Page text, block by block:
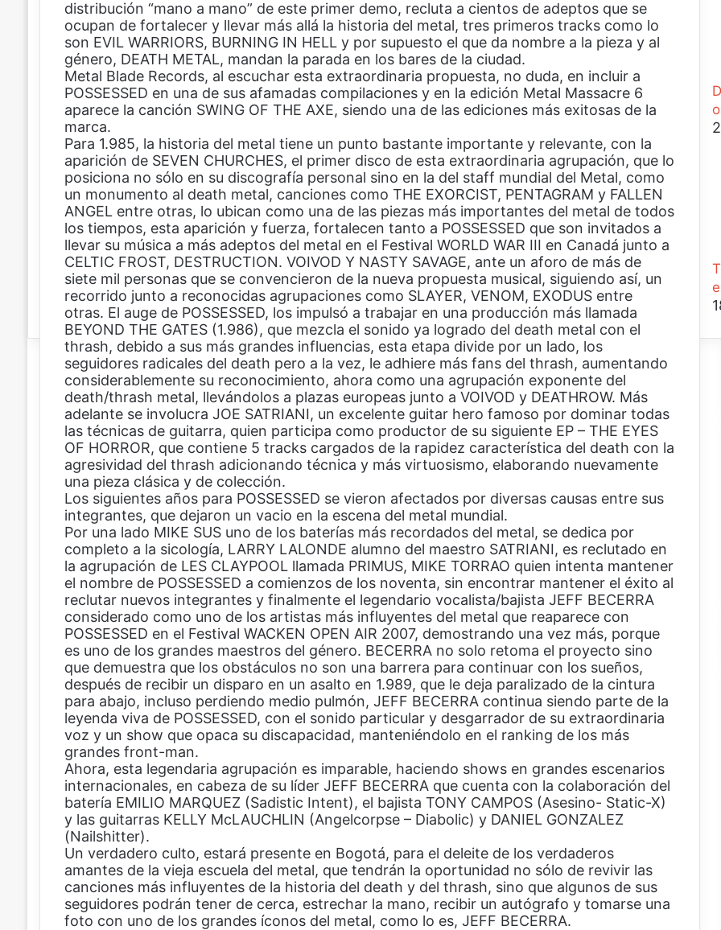
c
o
r
r
e
o
e
l
e
c
t
r
ó
n
i
c
o
distribución “mano a mano” de este primer demo, recluta a cientos de adeptos que se
ocupan de fortalecer y llevar más allá la historia del metal, tres primeros tracks como lo
son EVIL WARRIORS, BURNING IN HELL y por supuesto el que da nombre a la pieza y al
género, DEATH METAL, mandan la parada en los bares de la ciudad.
Metal Blade Records, al escuchar esta extraordinaria propuesta, no duda, en incluir a
POSSESSED en una de sus afamadas compilaciones y en la edición Metal Massacre 6
aparece la canción SWING OF THE AXE, siendo una de las ediciones más exitosas de la
marca.
Para 1.985, la historia del metal tiene un punto bastante importante y relevante, con la
aparición de SEVEN CHURCHES, el primer disco de esta extraordinaria agrupación, que lo
posiciona no sólo en su discografía personal sino en la del staff mundial del Metal, como
un monumento al death metal, canciones como THE EXORCIST, PENTAGRAM y FALLEN
ANGEL entre otras, lo ubican como una de las piezas más importantes del metal de todos
los tiempos, esta aparición y fuerza, fortalecen tanto a POSSESSED que son invitados a
llevar su música a más adeptos del metal en el Festival WORLD WAR III en Canadá junto a
CELTIC FROST, DESTRUCTION. VOIVOD Y NASTY SAVAGE, ante un aforo de más de
siete mil personas que se convencieron de la nueva propuesta musical, siguiendo así, un
recorrido junto a reconocidas agrupaciones como SLAYER, VENOM, EXODUS entre
otras. El auge de POSSESSED, los impulsó a trabajar en una producción más llamada
BEYOND THE GATES (1.986), que mezcla el sonido ya logrado del death metal con el
thrash, debido a sus más grandes influencias, esta etapa divide por un lado, los
seguidores radicales del death pero a la vez, le adhiere más fans del thrash, aumentando
considerablemente su reconocimiento, ahora como una agrupación exponente del
death/thrash metal, llevándolos a plazas europeas junto a VOIVOD y DEATHROW. Más
adelante se involucra JOE SATRIANI, un excelente guitar hero famoso por dominar todas
las técnicas de guitarra, quien participa como productor de su siguiente EP – THE EYES
OF HORROR, que contiene 5 tracks cargados de la rapidez característica del death con la
agresividad del thrash adicionando técnica y más virtuosismo, elaborando nuevamente
una pieza clásica y de colección.
Los siguientes años para POSSESSED se vieron afectados por diversas causas entre sus
integrantes, que dejaron un vacio en la escena del metal mundial.
Por una lado MIKE SUS uno de los baterías más recordados del metal, se dedica por
completo a la sicología, LARRY LALONDE alumno del maestro SATRIANI, es reclutado en
la agrupación de LES CLAYPOOL llamada PRIMUS, MIKE TORRAO quien intenta mantener
el nombre de POSSESSED a comienzos de los noventa, sin encontrar mantener el éxito al
reclutar nuevos integrantes y finalmente el legendario vocalista/bajista JEFF BECERRA
considerado como uno de los artistas más influyentes del metal que reaparece con
POSSESSED en el Festival WACKEN OPEN AIR 2007, demostrando una vez más, porque
es uno de los grandes maestros del género. BECERRA no solo retoma el proyecto sino
que demuestra que los obstáculos no son una barrera para continuar con los sueños,
después de recibir un disparo en un asalto en 1.989, que le deja paralizado de la cintura
para abajo, incluso perdiendo medio pulmón, JEFF BECERRA continua siendo parte de la
leyenda viva de POSSESSED, con el sonido particular y desgarrador de su extraordinaria
voz y un show que opaca su discapacidad, manteniéndolo en el ranking de los más
grandes front-man.
Ahora, esta legendaria agrupación es imparable, haciendo shows en grandes escenarios
internacionales, en cabeza de su líder JEFF BECERRA que cuenta con la colaboración del
batería EMILIO MARQUEZ (Sadistic Intent), el bajista TONY CAMPOS (Asesino- Static-X)
y las guitarras KELLY McLAUCHLIN (Angelcorpse – Diabolic) y DANIEL GONZALEZ
(Nailshitter).
Un verdadero culto, estará presente en Bogotá, para el deleite de los verdaderos
amantes de la vieja escuela del metal, que tendrán la oportunidad no sólo de revivir las
canciones más influyentes de la historia del death y del thrash, sino que algunos de sus
seguidores podrán tener de cerca, estrechar la mano, recibir un autógrafo y tomarse una
foto con uno de los grandes íconos del metal, como lo es, JEFF BECERRA.